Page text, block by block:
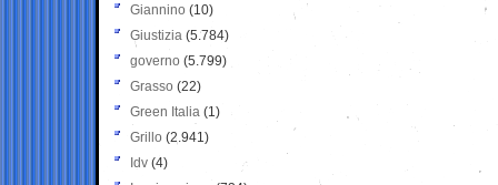
Giannino (10)
Giustizia (5.784)
governo (5.799)
Grasso (22)
Green Italia (1)
Grillo (2.941)
Idv (4)